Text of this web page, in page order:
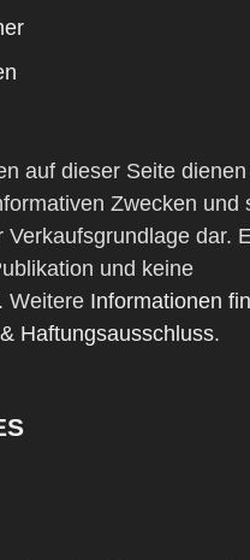
auf dieser Seite dienen
Zwecken und
Verkaufsgrundlage dar.
und keine
Weitere Informationen
Haftungsausschluss.